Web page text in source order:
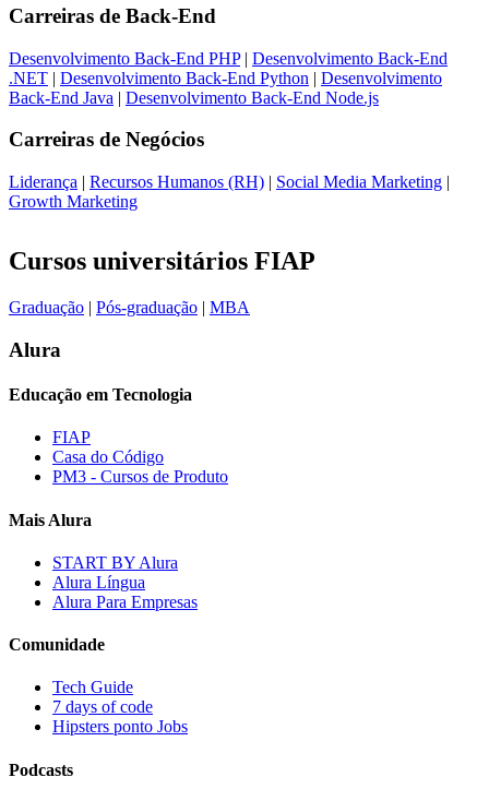
Carreiras de Back-End
Desenvolvimento Back-End PHP| Desenvolvimento Back-End
.NET | Desenvolvimento Back-End Python | Desenvolvimento
Back-End Java | Desenvolvimento Back-End Node.js
Carreiras de Negócios
Liderança | Recursos Humanos (RH) | Social Media Marketing |
Growth Marketing
Cursos universitários FIAP
Graduação | Pós-graduação | MBA
Alura
Educação em Tecnologia
FIAP
Casa do Código
PM3 - Cursos de Produto
Mais Alura
START BY Alura
Alura Língua
Alura Para Empresas
Comunidade
Tech Guide
7 days of code
Hipsters ponto Jobs
Podcasts